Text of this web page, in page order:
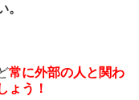
。
常に外部の人と関わ
ょう！